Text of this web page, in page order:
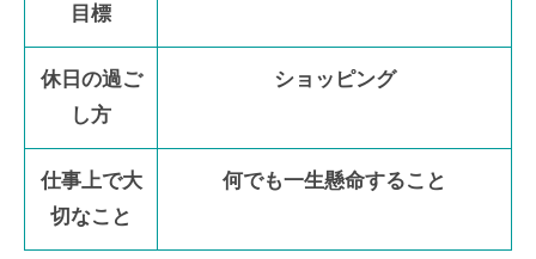
目標
休日の過ご
し方
ショッピング
仕事上で大
切なこと
何でも一生懸命すること